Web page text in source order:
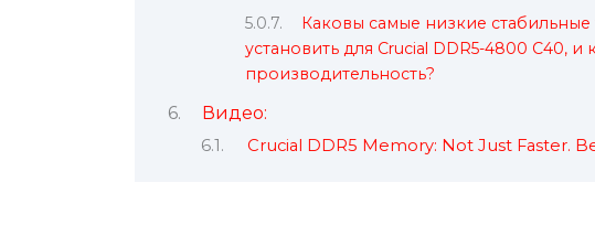
Каковы самые низкие
установить для Crucial DDR5-4800 C40, и
производительность?
Видео:
Crucial DDR5 Memory: Not Just Faster.